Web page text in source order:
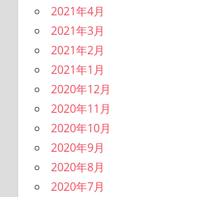
2021年4月
2021年3月
2021年2月
2021年1月
2020年12月
2020年11月
2020年10月
2020年9月
2020年8月
2020年7月